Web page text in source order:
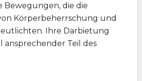
Bewegungen, die die
Körperbeherrschung und
Ihre Darbietung
ansprechender Teil des